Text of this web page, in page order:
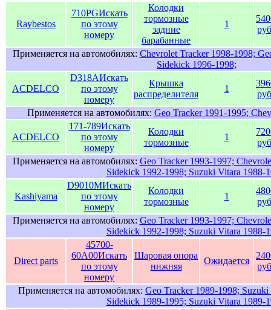
Raybestos
710PGИскать
по этому
номеру
Колодки
тормозные
задние
барабанные
1
Применяется на автомобилях: Chevrolet Tracker 1998-1998;
Sidekick 1996-1998;
ACDELCO
D318AИскать
по этому
номеру
Крышка
распределителя
1
Применяется на автомобилях: Geo Tracker 1991-1995;
ACDELCO
171-789Искать
по этому
номеру
Колодки
тормозные
1
Применяется на автомобилях: Geo Tracker 1993-1997;
Sidekick 1992-1998; Suzuki Vitara 1988-
Kashiyama
D9010MИскать
по этому
номеру
Колодки
тормозные
1
Применяется на автомобилях: Geo Tracker 1993-1997;
Sidekick 1992-1998; Suzuki Vitara 1988-
Direct parts
45700-
60A00Искать
по этому
номеру
Шаровая опора
нижняя
Ожидается
Применяется на автомобилях: Geo Tracker 1989-1998;
Sidekick 1989-1995; Suzuki Vitara 1989-